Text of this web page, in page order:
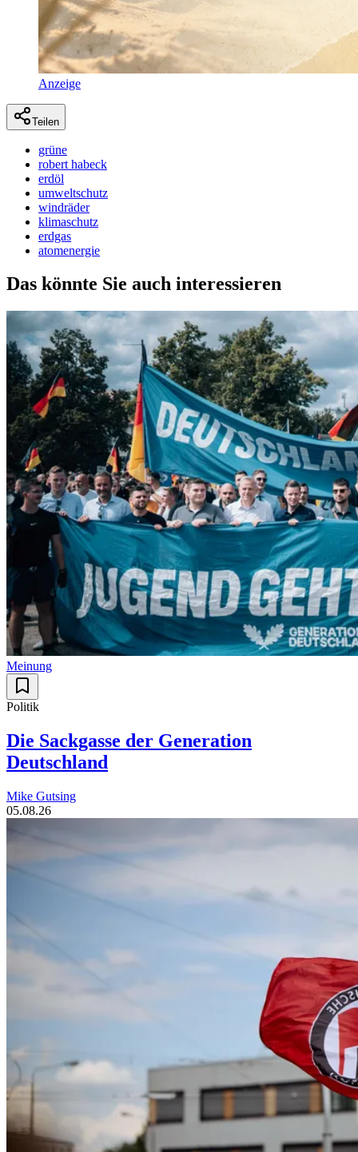
Anzeige
Teilen
grüne
robert habeck
erdöl
umweltschutz
windräder
klimaschutz
erdgas
atomenergie
Das könnte Sie auch interessieren
Meinung
Politik
Die Sackgasse der Generation
Deutschland
Mike Gutsing
05.08.26